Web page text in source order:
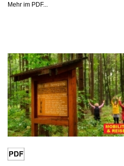
Mehr im PDF...